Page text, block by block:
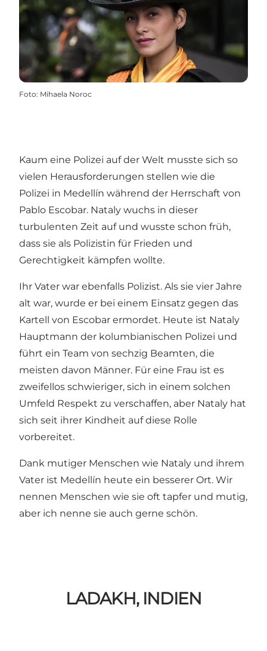
Foto: Mihaela Noroc
Kaum eine Polizei auf der Welt musste sich so
vielen Herausforderungen stellen wie die
Polizei in Medellín während der Herrschaft von
Pablo Escobar. Nataly wuchs in dieser
turbulenten Zeit auf und wusste schon früh,
dass sie als Polizistin für Frieden und
Gerechtigkeit kämpfen wollte.
Ihr Vater war ebenfalls Polizist. Als sie vier Jahre
alt war, wurde er bei einem Einsatz gegen das
Kartell von Escobar ermordet. Heute ist Nataly
Hauptmann der kolumbianischen Polizei und
führt ein Team von sechzig Beamten, die
meisten davon Männer. Für eine Frau ist es
zweifellos schwieriger, sich in einem solchen
Umfeld Respekt zu verschaffen, aber Nataly hat
sich seit ihrer Kindheit auf diese Rolle
vorbereitet.
Dank mutiger Menschen wie Nataly und ihrem
Vater ist Medellín heute ein besserer Ort. Wir
nennen Menschen wie sie oft tapfer und mutig,
aber ich nenne sie auch gerne schön.
LADAKH, INDIEN